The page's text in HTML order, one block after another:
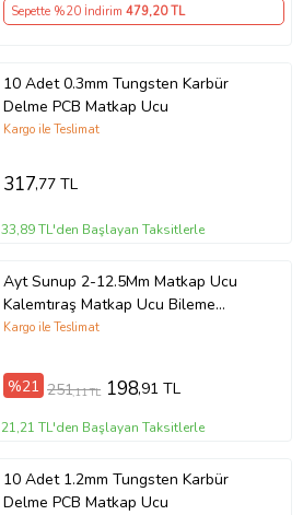
Sepette %20 İndirim 479,20 TL
10 Adet 0.3mm Tungsten Karbür
Delme PCB Matkap Ucu
Kargo ile Teslimat
317,77 TL
33,89 TL'den Başlayan Taksitlerle
Ayt Sunup 2-12.5Mm Matkap Ucu
Kalemtıraş Matkap Ucu Bileme
Aparatı Makinası Zımpara Taşı
Kargo ile Teslimat
%21 251,11 TL 198,91 TL
21,21 TL'den Başlayan Taksitlerle
10 Adet 1.2mm Tungsten Karbür
Delme PCB Matkap Ucu